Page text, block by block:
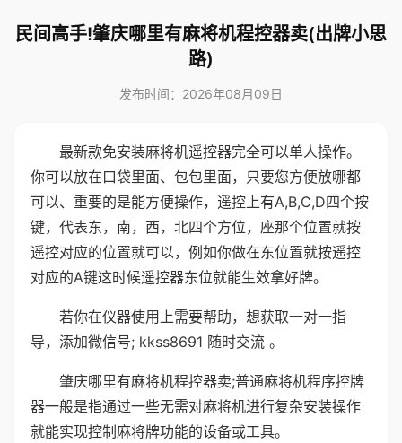
民间高手!肇庆哪里有麻将机程控器卖(出牌小思
路)
发布时间：2026年08月09日
最新款免安装麻将机遥控器完全可以单人操作。
你可以放在口袋里面、包包里面，只要您方便放哪都
可以、重要的是能方便操作，遥控上有A,B,C,D四个按
键，代表东，南，西，北四个方位，座那个位置就按
遥控对应的位置就可以，例如你做在东位置就按遥控
对应的A键这时候遥控器东位就能生效拿好牌。
若你在仪器使用上需要帮助，想获取一对一指
导，添加微信号; kkss8691 随时交流 。
肇庆哪里有麻将机程控器卖;普通麻将机程序控牌
器一般是指通过一些无需对麻将机进行复杂安装操作
就能实现控制麻将牌功能的设备或工具。